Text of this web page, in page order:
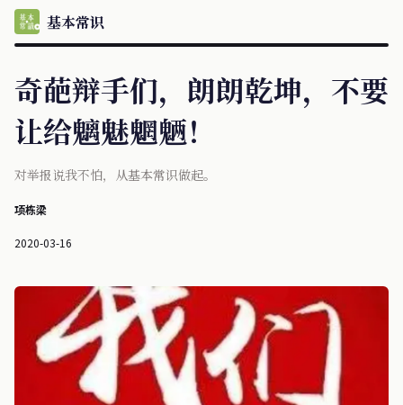
基本常识
奇葩辩手们，朗朗乾坤，不要
让给魑魅魍魉！
对举报说我不怕，从基本常识做起。
项栋梁
2020-03-16